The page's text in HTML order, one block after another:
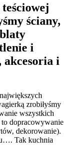
ściany,
i
akcesoria i
zrobiłyśmy
wszystkich
dopracowywanie
dekorowanie).
Tak kuchnia